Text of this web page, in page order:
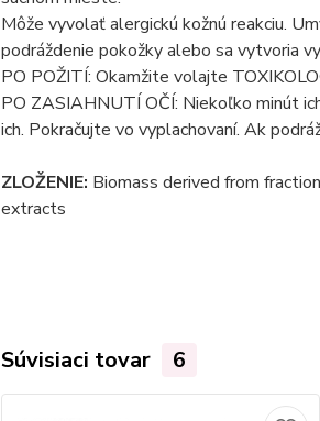
Môže vyvolať alergickú kožnú reakciu.
podráždenie pokožky alebo sa vytvoria
PO POŽITÍ: Okamžite volajte
PO ZASIAHNUTÍ OČÍ: Niekoľko minút
ich. Pokračujte vo vyplachovaní. Ak
ZLOŽENIE: Biomass derived from
extracts
Súvisiaci tovar 6